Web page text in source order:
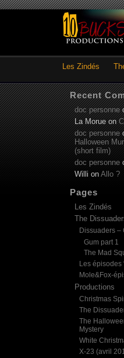
Les Zindés
Recent
doc personne
La Morueon
doc personne
Halloween
(short film)
doc personne
Willi on Allo ?
Pages
Les Zindés
The
Dissuaders –
Gum part 1
The Mad
Les épisodes
Mole&Fox-
Productions
Christmas
The
The
Mystery
White
X-23 (avril